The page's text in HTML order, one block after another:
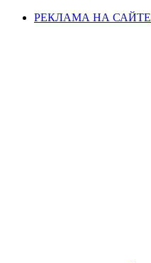
РЕКЛАМА НА САЙТЕ